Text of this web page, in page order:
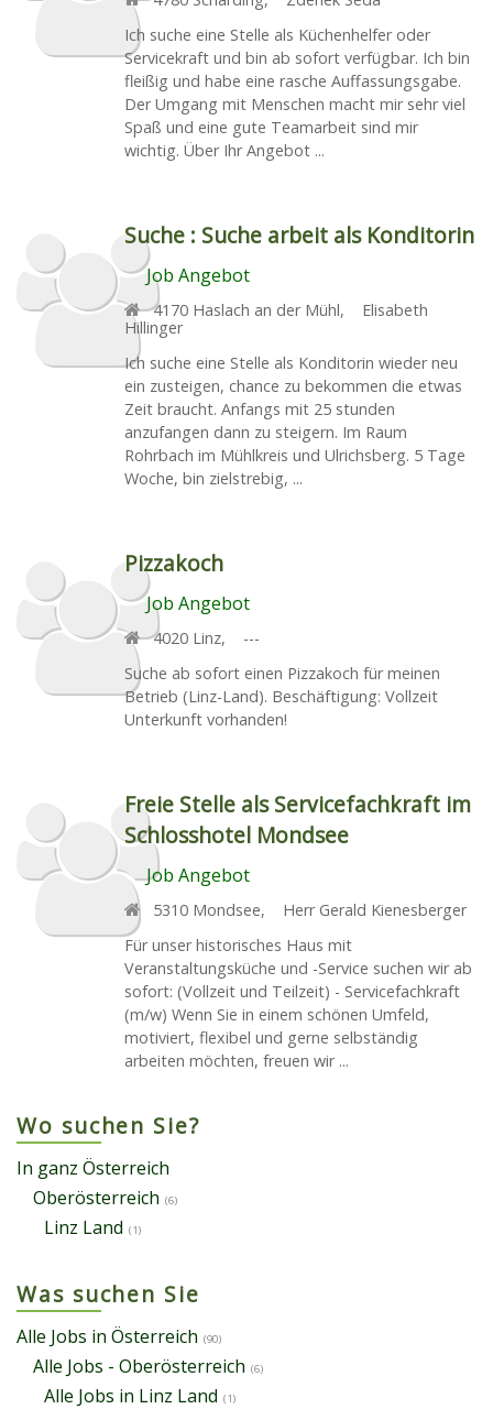
Ich suche eine Stelle als Küchenhelfer oder
Servicekraft und bin ab sofort verfügbar. Ich bin
fleißig und habe eine rasche Auffassungsgabe.
Der Umgang mit Menschen macht mir sehr viel
Spaß und eine gute Teamarbeit sind mir
wichtig. Über Ihr Angebot ...
Suche : Suche arbeit als Konditorin
Job Angebot
4170 Haslach an der Mühl,
Elisabeth
Hillinger
Ich suche eine Stelle als Konditorin wieder neu
ein zusteigen, chance zu bekommen die etwas
Zeit braucht. Anfangs mit 25 stunden
anzufangen dann zu steigern. Im Raum
Rohrbach im Mühlkreis und Ulrichsberg. 5 Tage
Woche, bin zielstrebig, ...
Pizzakoch
Job Angebot
4020 Linz,
---
Suche ab sofort einen Pizzakoch für meinen
Betrieb (Linz-Land). Beschäftigung: Vollzeit
Unterkunft vorhanden!
Freie Stelle als Servicefachkraft im
Schlosshotel Mondsee
Job Angebot
5310 Mondsee,
Herr Gerald Kienesberger
Für unser historisches Haus mit
Veranstaltungsküche und -Service suchen wir ab
sofort: (Vollzeit und Teilzeit) - Servicefachkraft
(m/w) Wenn Sie in einem schönen Umfeld,
motiviert, flexibel und gerne selbständig
arbeiten möchten, freuen wir ...
Wo suchen Sie?
In ganz Österreich
Oberösterreich (6)
Linz Land (1)
Was suchen Sie
Alle Jobs in Österreich (90)
Alle Jobs - Oberösterreich (6)
Alle Jobs in Linz Land (1)